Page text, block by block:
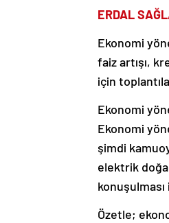
ERDAL
Ekonomi
faiz artışı,
için
Ekonomi
Ekonomi
şimdi
elektrik
Özetle;